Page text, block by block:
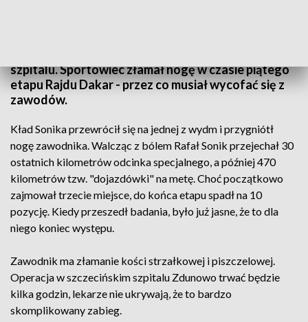
szpitalu. Sportowiec złamał nogę w czasie piątego
etapu Rajdu Dakar - przez co musiał wycofać się z
zawodów.
Kład Sonika przewrócił się na jednej z wydm i przygniótł
nogę zawodnika. Walcząc z bólem Rafał Sonik przejechał 30
ostatnich kilometrów odcinka specjalnego, a później 470
kilometrów tzw. "dojazdówki" na metę. Choć początkowo
zajmował trzecie miejsce, do końca etapu spadł na 10
pozycję. Kiedy przeszedł badania, było już jasne, że to dla
niego koniec występu.
Zawodnik ma złamanie kości strzałkowej i piszczelowej.
Operacja w szczecińskim szpitalu Zdunowo trwać będzie
kilka godzin, lekarze nie ukrywają, że to bardzo
skomplikowany zabieg.